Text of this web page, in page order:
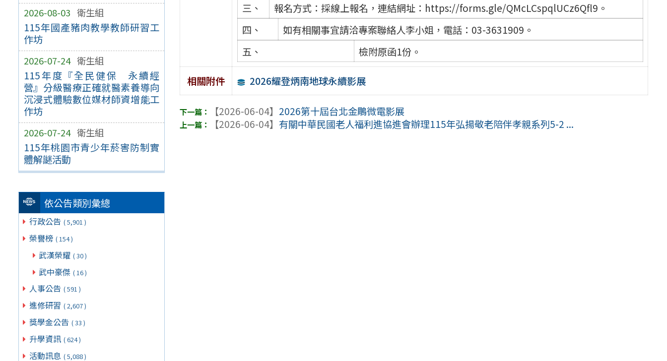
2026-08-03 衛生組
115年國產豬肉教學教師研習工
作坊
2026-07-24 衛生組
115年度『全民健保 永續經
營』分級醫療正確就醫素養導向
沉浸式體驗數位媒材師資增能工
作坊
2026-07-24 衛生組
115年桃園市青少年菸害防制實
體解謎活動
依公告類別彙總
行政公告 ( 5,901 )
榮譽榜 ( 154 )
武漢榮耀 ( 30 )
武中豪傑 ( 16 )
人事公告 ( 591 )
進修研習 ( 2,607 )
獎學金公告 ( 33 )
升學資訊 ( 624 )
活動訊息 ( 5,088 )
三、
報名方式：採線上報名，連結網址：https://forms.gle/QMcLCspqlUCz6Qfl9。
四、
如有相關事宜請洽專案聯絡人李小姐，電話：03-3631909。
五、
檢附原函1份。
相關附件 2026耀登炳南地球永續影展
【2026-06-04】 2026第十屆台北金鵰微電影展
【2026-06-04】 有關中華民國老人福利進協進會辦理115年弘揚敬老陪伴孝親系列5-2 ...